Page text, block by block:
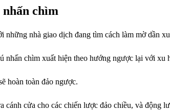
chìm
những nhà giao dịch đang tìm cách làm mờ dần
nhấn chìm xuất hiện theo hướng ngược lại với
hoàn toàn đảo ngược.
cánh cửa cho các chiến lược đảo chiều, và động